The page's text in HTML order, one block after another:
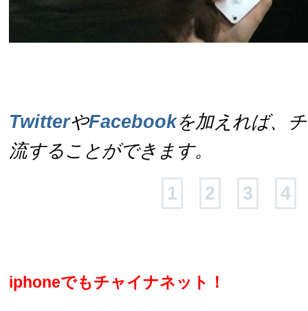
TwitterやFacebookを加えれば、
流することができます。
1 2 3 4
iphoneでもチャイナネット！